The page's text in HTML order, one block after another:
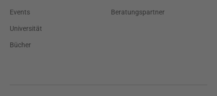
Events
Universität
Bücher
Beratungspartner